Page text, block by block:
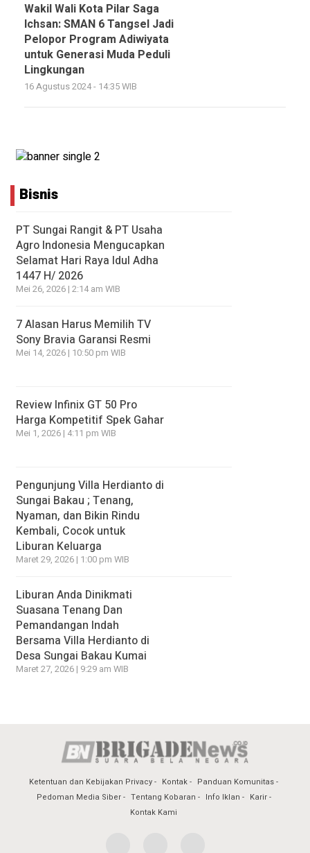
Wakil Wali Kota Pilar Saga
Ichsan: SMAN 6 Tangsel Jadi
Pelopor Program Adiwiyata
untuk Generasi Muda Peduli
Lingkungan
16 Agustus 2024 - 14:35 WIB
Bisnis
PT Sungai Rangit & PT Usaha
Agro Indonesia Mengucapkan
Selamat Hari Raya Idul Adha
1447 H/ 2026
Mei 26, 2026 | 2:14 am WIB
7 Alasan Harus Memilih TV
Sony Bravia Garansi Resmi
Mei 14, 2026 | 10:50 pm WIB
Review Infinix GT 50 Pro
Harga Kompetitif Spek Gahar
Mei 1, 2026 | 4:11 pm WIB
Pengunjung Villa Herdianto di
Sungai Bakau ; Tenang,
Nyaman, dan Bikin Rindu
Kembali, Cocok untuk
Liburan Keluarga
Maret 29, 2026 | 1:00 pm WIB
Liburan Anda Dinikmati
Suasana Tenang Dan
Pemandangan Indah
Bersama Villa Herdianto di
Desa Sungai Bakau Kumai
Maret 27, 2026 | 9:29 am WIB
Ketentuan dan Kebijakan Privacy Kontak
Panduan Komunitas
Pedoman Media Siber
Tentang Kobaran Info Iklan
Karir
Kontak Kami